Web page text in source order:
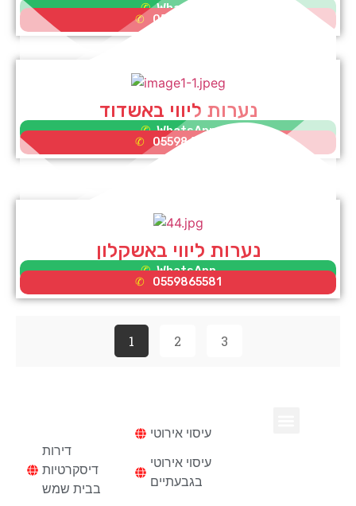
WhatsApp
0552995353
נערות ליווי באשדוד
WhatsApp
0559865581
נערות ליווי באשקלון
WhatsApp
0559865581
1 2 3
דירות
דיסקרטיות
בבית שמש
עיסוי אירוטי
עיסוי אירוטי
בגבעתיים